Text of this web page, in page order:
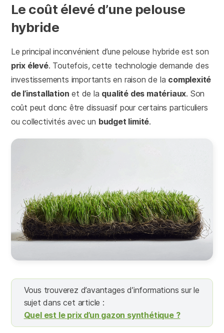
Le coût élevé d’une pelouse
hybride
Le principal inconvénient d’une pelouse hybride est son
prix élevé. Toutefois, cette technologie demande des
investissements importants en raison de la complexité
de l’installation et de la qualité des matériaux. Son
coût peut donc être dissuasif pour certains particuliers
ou collectivités avec un budget limité.
Vous trouverez d’avantages d’informations sur le
sujet dans cet article :
Quel est le prix d’un gazon synthétique ?